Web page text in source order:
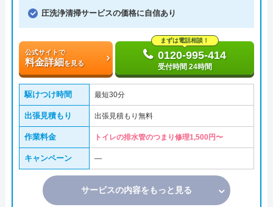
圧洗浄清掃サービスの価格に自信あり
公式サイトで
料金詳細を見る
まずは電話相談！
0120-995-414
受付時間 24時間
駆けつけ時間 最短30分
出張見積もり 出張見積もり無料
作業料金 トイレの排水管のつまり修理1,500円〜
キャンペーン ―
サービスの内容をもっと見る